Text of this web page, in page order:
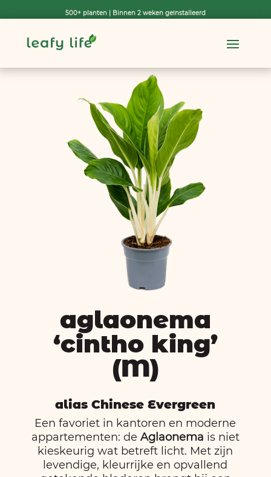
aglaonema
‘cintho king’
(M)
alias Chinese Evergreen
Een favoriet in kantoren en moderne
appartementen: de Aglaonema is niet
kieskeurig wat betreft licht. Met zijn
levendige, kleurrijke en opvallend
500+ planten | Binnen 2 weken geïnstalleerd